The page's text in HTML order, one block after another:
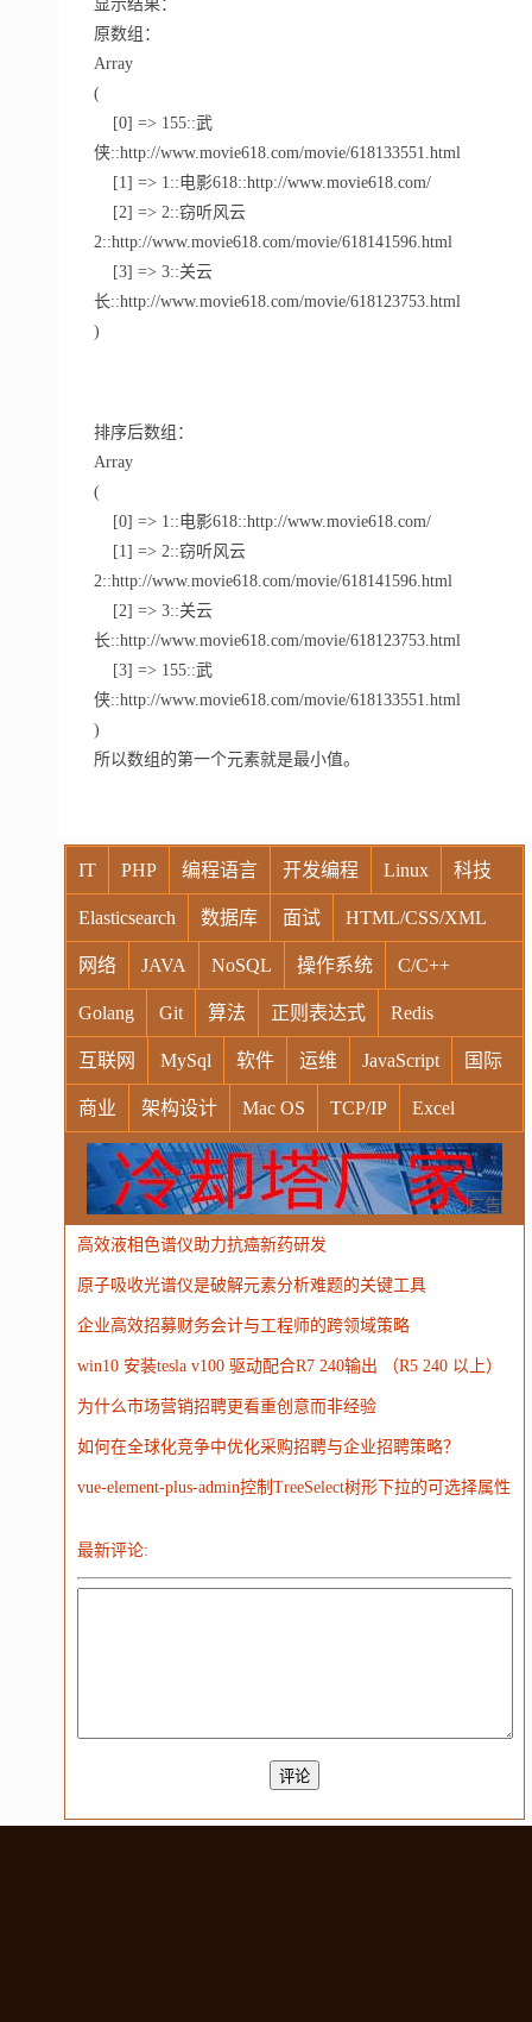
显示结果：
原数组：
Array
(
[0] => 155::武
侠::http://www.movie618.com/movie/618133551.html
[1] => 1::电影618::http://www.movie618.com/
[2] => 2::窃听风云
2::http://www.movie618.com/movie/618141596.html
[3] => 3::关云
长::http://www.movie618.com/movie/618123753.html
)
排序后数组：
Array
(
[0] => 1::电影618::http://www.movie618.com/
[1] => 2::窃听风云
2::http://www.movie618.com/movie/618141596.html
[2] => 3::关云
长::http://www.movie618.com/movie/618123753.html
[3] => 155::武
侠::http://www.movie618.com/movie/618133551.html
)
所以数组的第一个元素就是最小值。
IT PHP 编程语言 开发编程 Linux 科技
Elasticsearch 数据库 面试 HTML/CSS/XML
网络 JAVA NoSQL 操作系统 C/C++
Golang Git 算法 正则表达式 Redis
互联网 MySql 软件 运维 JavaScript 国际
商业 架构设计 Mac OS TCP/IP Excel
Windows Oracle Socket VR Vim
MongoDB 运营 Python MemCache 硬件
电子 娱乐 设计 摄影
WordPress HTTP 团建 数码电器 Docker
广告
高效液相色谱仪助力抗癌新药研发
原子吸收光谱仪是破解元素分析难题的关键工具
企业高效招募财务会计与工程师的跨领域策略
win10 安装tesla v100 驱动配合R7 240输出 （R5 240 以上）
为什么市场营销招聘更看重创意而非经验
如何在全球化竞争中优化采购招聘与企业招聘策略？
vue-element-plus-admin控制TreeSelect树形下拉的可选择属性
最新评论: